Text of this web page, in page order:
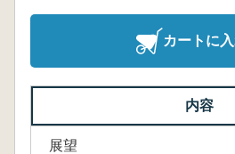
カートに
内容
展望